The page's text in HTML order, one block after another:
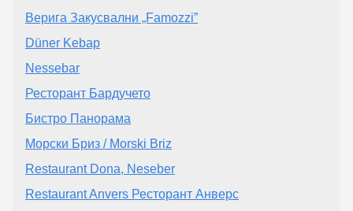
Верига Закусвални „Famozzi”
Düner Kebap
Nessebar
Ресторант Бардучето
Бистро Панорама
Морски Бриз / Morski Briz
Restaurant Dona, Neseber
Restaurant Anvers Ресторант Анверс